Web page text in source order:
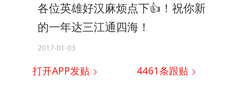
各位英雄好汉麻烦点下👍！祝你新
的一年达三江通四海！
2017-01-03
打开APP发贴 4461条跟贴